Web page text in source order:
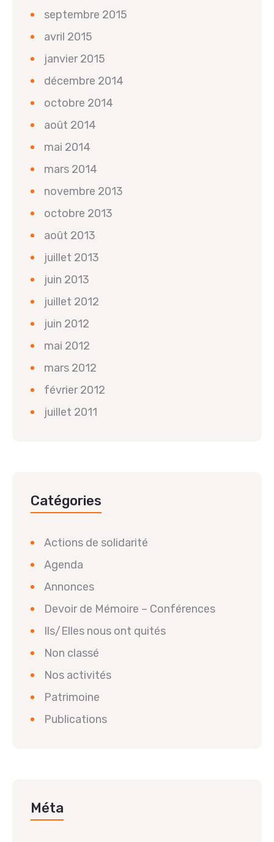
septembre 2015
avril 2015
janvier 2015
décembre 2014
octobre 2014
août 2014
mai 2014
mars 2014
novembre 2013
octobre 2013
août 2013
juillet 2013
juin 2013
juillet 2012
juin 2012
mai 2012
mars 2012
février 2012
juillet 2011
Catégories
Actions de solidarité
Agenda
Annonces
Devoir de Mémoire – Conférences
Ils/Elles nous ont quités
Non classé
Nos activités
Patrimoine
Publications
Méta